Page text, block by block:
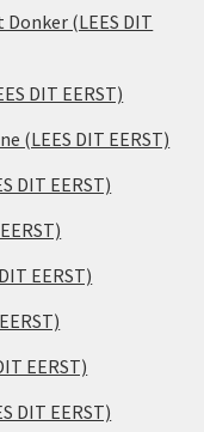
(LEES DIT
DIT EERST)
(LEES DIT EERST)
DIT EERST)
EERST)
EERST)
DIT EERST)